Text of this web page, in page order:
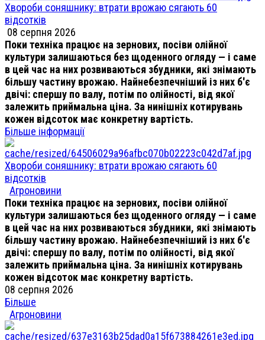
Хвороби соняшнику: втрати врожаю сягають 60
відсотків
08 серпня 2026
Поки техніка працює на зернових, посіви олійної
культури залишаються без щоденного огляду — і саме
в цей час на них розвиваються збудники, які знімають
більшу частину врожаю. Найнебезпечніший із них б'є
двічі: спершу по валу, потім по олійності, від якої
залежить приймальна ціна. За нинішніх котирувань
кожен відсоток має конкретну вартість.
Більше інформації
Хвороби соняшнику: втрати врожаю сягають 60
відсотків
Агроновини
Поки техніка працює на зернових, посіви олійної
культури залишаються без щоденного огляду — і саме
в цей час на них розвиваються збудники, які знімають
більшу частину врожаю. Найнебезпечніший із них б'є
двічі: спершу по валу, потім по олійності, від якої
залежить приймальна ціна. За нинішніх котирувань
кожен відсоток має конкретну вартість.
08 серпня 2026
Більше
Агроновини